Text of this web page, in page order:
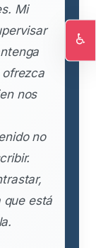
Mi
ofrezca
nos
no
que está
♿